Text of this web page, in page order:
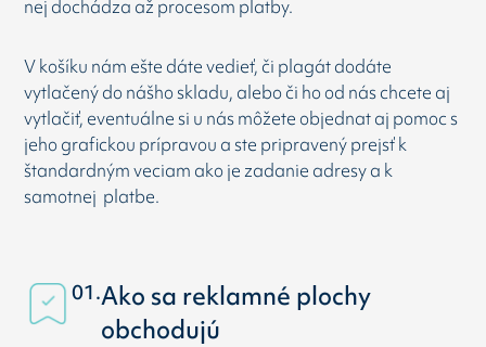
nej dochádza až procesom platby.
V košíku nám ešte dáte vedieť, či plagát dodáte
vytlačený do nášho skladu, alebo či ho od nás chcete aj
vytlačiť, eventuálne si u nás môžete objednat aj pomoc s
jeho grafickou prípravou a ste pripravený prejsť k
štandardným veciam ako je zadanie adresy a k
samotnej platbe.
01.Ako sa reklamné plochy
obchodujú